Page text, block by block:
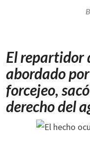
El repartidor
abordado
forcejeo,
derecho del